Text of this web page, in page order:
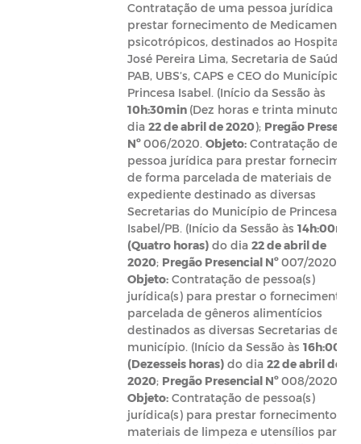
Contratação de uma pessoa jurídica para
prestar fornecimento de Medicamentos,
psicotrópicos, destinados ao Hospital
José Pereira Lima, Secretaria de Saúde,
PAB, UBS’s, CAPS e CEO do Município de
Princesa Isabel. (Início da Sessão às
10h:30min (Dez horas e trinta minutos)
dia 22 de abril de 2020); Pregão
Nº006/2020. Objeto:Contratação de
pessoa jurídica para prestar
de forma parcelada de materiais de
expediente destinado as diversas
Secretarias do Município de Princesa
Isabel/PB. (Início da Sessão às 14h:00min
(Quatro horas)do dia 22 de abril de
2020; Pregão Presencial Nº007/2020.
Objeto: Contratação de pessoa(s)
jurídica(s) para prestar o fornecimento
parcelada de gêneros alimentícios
destinados as diversas Secretarias deste
município. (Início da Sessão às
(Dezesseis horas)do dia 22 de abril de
2020; Pregão Presencial Nº008/2020.
Objeto:Contratação de pessoa(s)
jurídica(s) para prestar fornecimento de
materiais de limpeza e utensílios para